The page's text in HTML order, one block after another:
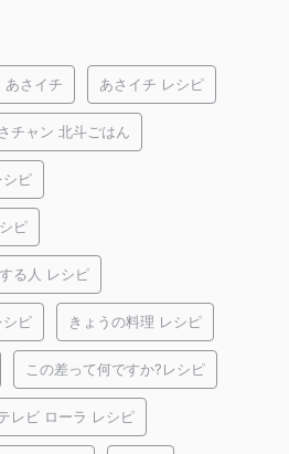
あさイチ あさイチ レシピ
チャン 北斗ごはん
シピ
ピ
る人 レシピ
シピ きょうの料理 レシピ
この差って何ですか?レシピ
レビ ローラ レシピ